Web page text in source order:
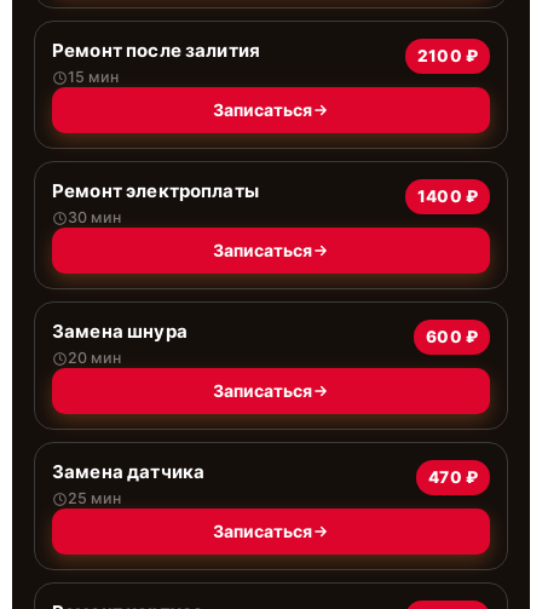
Ремонт после залития
15 мин
2100 ₽
Записаться
Ремонт электроплаты
30 мин
1400 ₽
Записаться
Замена шнура
20 мин
600 ₽
Записаться
Замена датчика
25 мин
470 ₽
Записаться